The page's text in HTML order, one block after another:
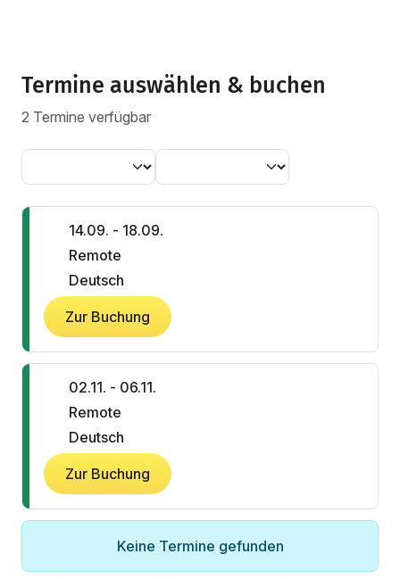
Termine auswählen & buchen
2 Termine verfügbar
14.09. - 18.09.
Remote
Deutsch
Zur Buchung
02.11. - 06.11.
Remote
Deutsch
Zur Buchung
Keine Termine gefunden